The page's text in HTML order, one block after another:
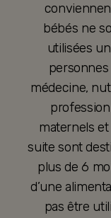
bébés ne
utilisées
médecine,
maternels
suite sont
plus de 6
d’une
pas être